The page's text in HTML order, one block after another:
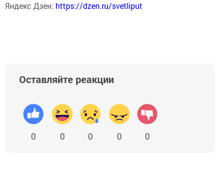
Яндекс Дзен: https://dzen.ru/svetliput
Оставляйте реакции
0 0 0 0 0